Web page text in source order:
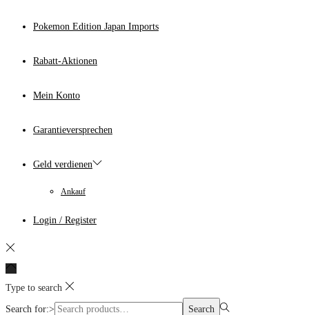
Pokemon Edition Japan Imports
Rabatt-Aktionen
Mein Konto
Garantieversprechen
Geld verdienen
Ankauf
Login / Register
Type to search
Search for:> Search